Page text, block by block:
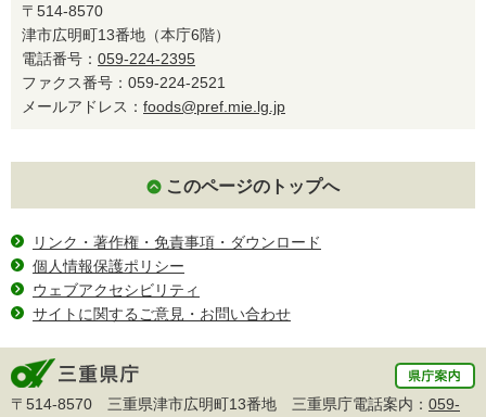
〒514-8570
津市広明町13番地（本庁6階）
電話番号： 059-224-2395
ファクス番号：059-224-2521
メールアドレス： foods@pref.mie.lg.jp
このページのトップへ
リンク・著作権・免責事項・ダウンロード
個人情報保護ポリシー
ウェブアクセシビリティ
サイトに関するご意見・お問い合わせ
〒514-8570 三重県津市広明町13番地 三重県庁電話案内： 059-